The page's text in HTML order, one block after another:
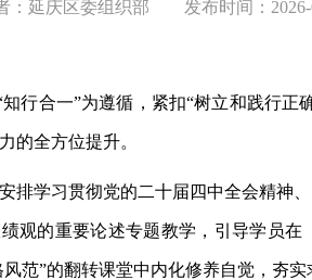
延庆区委组织部 发布时间：2026-
行合一”为遵循，紧扣“树立和践行
的全方位提升。
学习贯彻党的二十届四中全会精神
观的重要论述专题教学，引导学员
范”的翻转课堂中内化修养自觉，夯